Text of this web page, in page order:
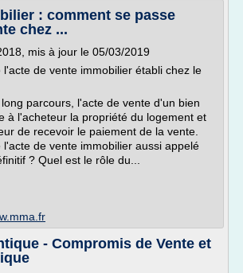
: comment se passe
chez ...
mis à jour le 05/03/2019
l'acte de vente immobilier établi chez le
parcours, l'acte de vente d'un bien
à l'acheteur la propriété du logement et
de recevoir le paiement de la vente.
l'acte de vente immobilier aussi appelé
? Quel est le rôle du...
- Compromis de Vente et